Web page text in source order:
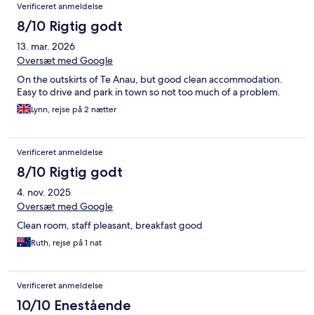
Verificeret anmeldelse
8/10 Rigtig godt
13. mar. 2026
Oversæt med Google
On the outskirts of Te Anau, but good clean accommodation.
Easy to drive and park in town so not too much of a problem.
Lynn, rejse på 2 nætter
Verificeret anmeldelse
8/10 Rigtig godt
4. nov. 2025
Oversæt med Google
Clean room, staff pleasant, breakfast good
Ruth, rejse på 1 nat
Verificeret anmeldelse
10/10 Enestående